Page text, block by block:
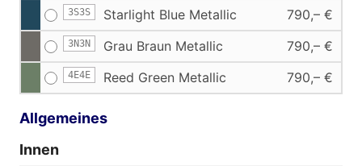
3S3S Starlight Blue Metallic 790,– €
3N3N Grau Braun Metallic 790,– €
4E4E Reed Green Metallic 790,– €
Allgemeines
Innen